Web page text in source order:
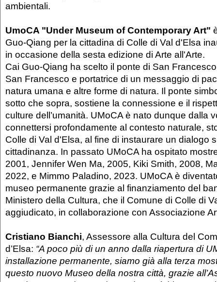
ambientali.
UmoCA "Under Museum of Contemporary Art"
Guo-Qiang per la cittadina di Colle di Val d'Elsa
in occasione della sesta edizione di Arte all'Arte.
Cai Guo-Qiang ha scelto il ponte di San
San Francesco e portatrice di un messaggio di
natura umana e altre forme di natura. Il ponte
sotto che sopra, sostiene la connessione e il
culture dell’umanità. UMoCA è nato dunque dalla
connettersi profondamente al contesto naturale,
Colle di Val d'Elsa, al fine di instaurare un dialogo
cittadinanza. In passato UMoCA ha ospitato
2001, Jennifer Wen Ma, 2005, Kiki Smith, 2008,
2022, e Mimmo Paladino, 2023. UMoCA è
museo permanente grazie al finanziamento del
Ministero della Cultura, che il Comune di Colle di
aggiudicato, in collaborazione con Associazione
Cristiano Bianchi, Assessore alla Cultura del
d’Elsa: “A poco più di un anno dalla riapertura di
installazione permanente, siamo già alla terza
questo nuovo Museo della nostra città, grazie